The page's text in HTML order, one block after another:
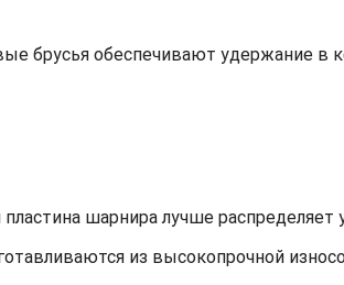
брусья обеспечивают удержание
шарнира лучше распределяет
из высокопрочной